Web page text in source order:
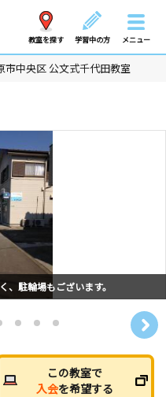
教室を探す 学習中の方 メニュー
市中央区 公文式千代田教室
、駐輪場もございます。
この教室で
入会を希望する